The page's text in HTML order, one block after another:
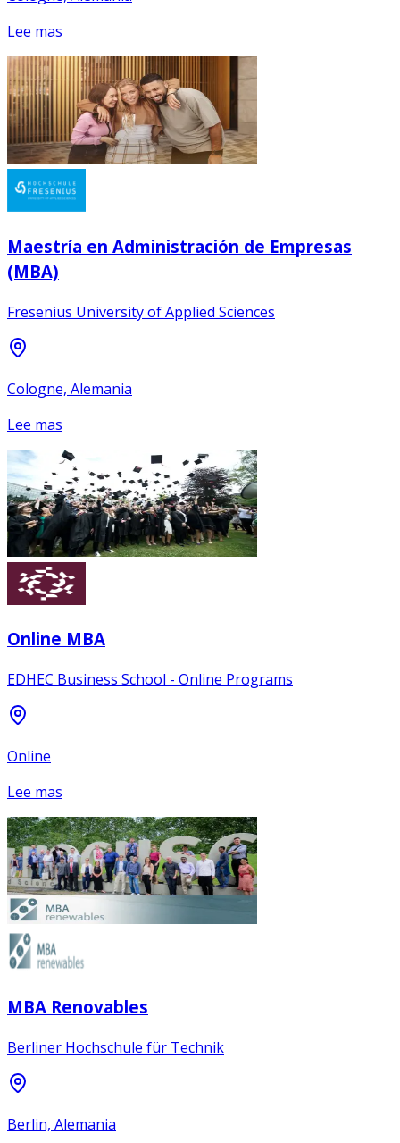
Lee mas
Maestría en Administración de Empresas
(MBA)
Fresenius University of Applied Sciences
Cologne, Alemania
Lee mas
Online MBA
EDHEC Business School - Online Programs
Online
Lee mas
MBA Renovables
Berliner Hochschule für Technik
Berlin, Alemania